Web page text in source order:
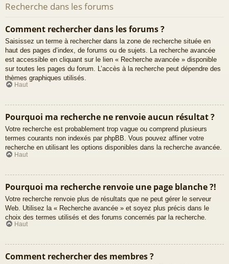
Recherche dans les forums
Comment rechercher dans les forums ?
Saisissez un terme à rechercher dans la zone de recherche située en
haut des pages d’index, de forums ou de sujets. La recherche avancée
est accessible en cliquant sur le lien « Recherche avancée » disponible
sur toutes les pages du forum. L’accès à la recherche peut dépendre des
thèmes graphiques utilisés.
Haut
Pourquoi ma recherche ne renvoie aucun résultat ?
Votre recherche est probablement trop vague ou comprend plusieurs
termes courants non indexés par phpBB. Vous pouvez affiner votre
recherche en utilisant les options disponibles dans la recherche avancée.
Haut
Pourquoi ma recherche renvoie une page blanche ?!
Votre recherche renvoie plus de résultats que ne peut gérer le serveur
Web. Utilisez la « Recherche avancée » et soyez plus précis dans le
choix des termes utilisés et des forums concernés par la recherche.
Haut
Comment rechercher des membres ?